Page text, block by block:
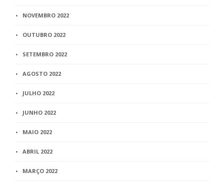
NOVEMBRO 2022
OUTUBRO 2022
SETEMBRO 2022
AGOSTO 2022
JULHO 2022
JUNHO 2022
MAIO 2022
ABRIL 2022
MARÇO 2022